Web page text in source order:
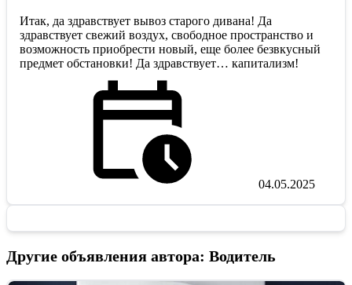
Итак, да здравствует вывоз старого дивана! Да
здравствует свежий воздух, свободное пространство и
возможность приобрести новый, еще более безвкусный
предмет обстановки! Да здравствует… капитализм!
04.05.2025
Другие объявления автора: Водитель